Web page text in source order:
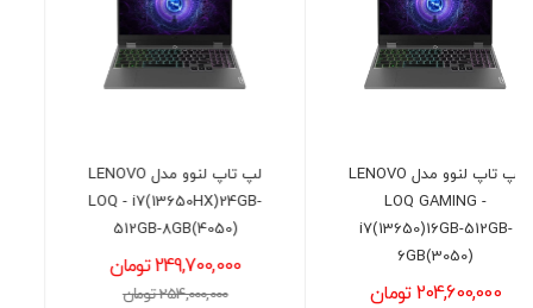
LOQ - i7(13650HX)24GB-
512GB-8GB(4050)
249,700,000 تومان
254,000,000 تومان
V16 V3607VH - Core
7(240H)-16GB-1TB-
8GB(5060)
291,500,000 تومان